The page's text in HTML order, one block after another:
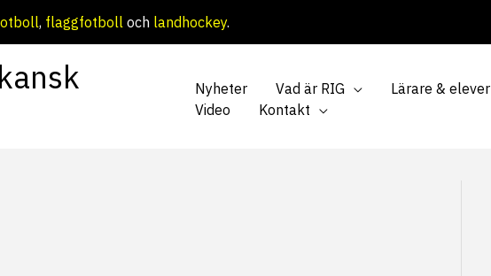
, flaggfotboll och landhockey.
Nyheter Vad är RIG Lärare & elever
Video
Kontakt